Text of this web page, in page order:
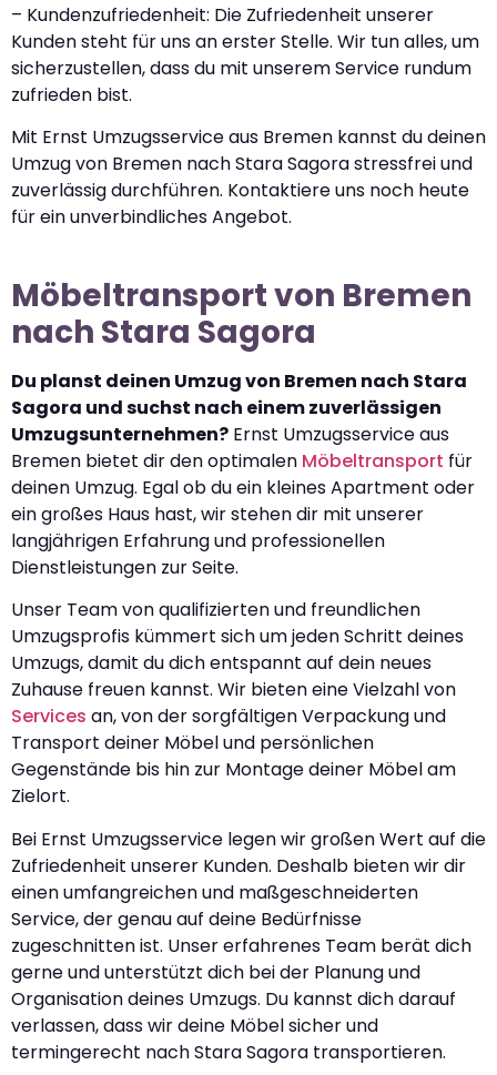
– Kundenzufriedenheit: Die Zufriedenheit unserer
Kunden steht für uns an erster Stelle. Wir tun alles, um
sicherzustellen, dass du mit unserem Service rundum
zufrieden bist.
Mit Ernst Umzugsservice aus Bremen kannst du deinen
Umzug von Bremen nach Stara Sagora stressfrei und
zuverlässig durchführen. Kontaktiere uns noch heute
für ein unverbindliches Angebot.
Möbeltransport von Bremen
nach Stara Sagora
Du planst deinen Umzug von Bremen nach Stara
Sagora und suchst nach einem zuverlässigen
Umzugsunternehmen? Ernst Umzugsservice aus
Bremen bietet dir den optimalen Möbeltransport für
deinen Umzug. Egal ob du ein kleines Apartment oder
ein großes Haus hast, wir stehen dir mit unserer
langjährigen Erfahrung und professionellen
Dienstleistungen zur Seite.
Unser Team von qualifizierten und freundlichen
Umzugsprofis kümmert sich um jeden Schritt deines
Umzugs, damit du dich entspannt auf dein neues
Zuhause freuen kannst. Wir bieten eine Vielzahl von
Services an, von der sorgfältigen Verpackung und
Transport deiner Möbel und persönlichen
Gegenstände bis hin zur Montage deiner Möbel am
Zielort.
Bei Ernst Umzugsservice legen wir großen Wert auf die
Zufriedenheit unserer Kunden. Deshalb bieten wir dir
einen umfangreichen und maßgeschneiderten
Service, der genau auf deine Bedürfnisse
zugeschnitten ist. Unser erfahrenes Team berät dich
gerne und unterstützt dich bei der Planung und
Organisation deines Umzugs. Du kannst dich darauf
verlassen, dass wir deine Möbel sicher und
termingerecht nach Stara Sagora transportieren.